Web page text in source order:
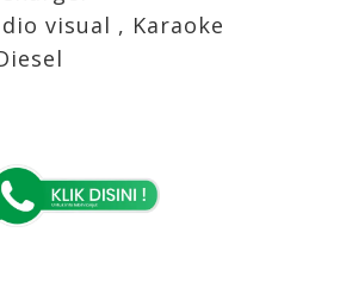
visual , Karaoke